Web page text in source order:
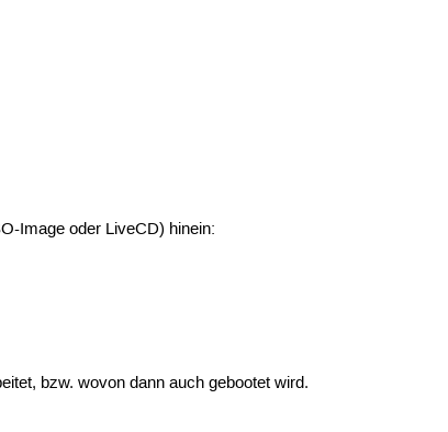
Image oder LiveCD) hinein:
bzw. wovon dann auch gebootet wird.